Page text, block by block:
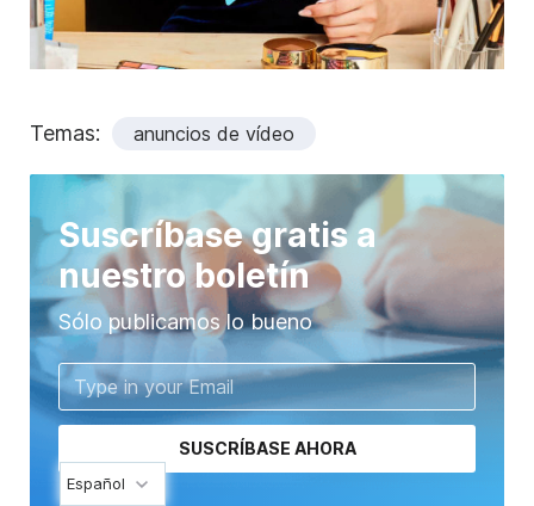
Temas: anuncios de vídeo
Suscríbase gratis a
nuestro boletín
Sólo publicamos lo bueno
SUSCRÍBASE AHORA
Español